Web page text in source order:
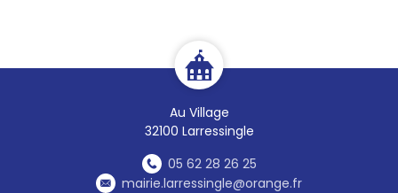
Au Village
32100 Larressingle
05 62 28 26 25
mairie.larressingle@orange.fr
Restez informés de l'évolution
consignes des autorités.
Prenez soin de vous et des
personnes les plus
vulnérables.